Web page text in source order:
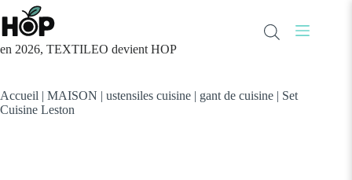
Passer
au
contenu
en 2026, TEXTILEO devient HOP
Accueil | MAISON | ustensiles cuisine | gant de cuisine | Set
Cuisine Leston